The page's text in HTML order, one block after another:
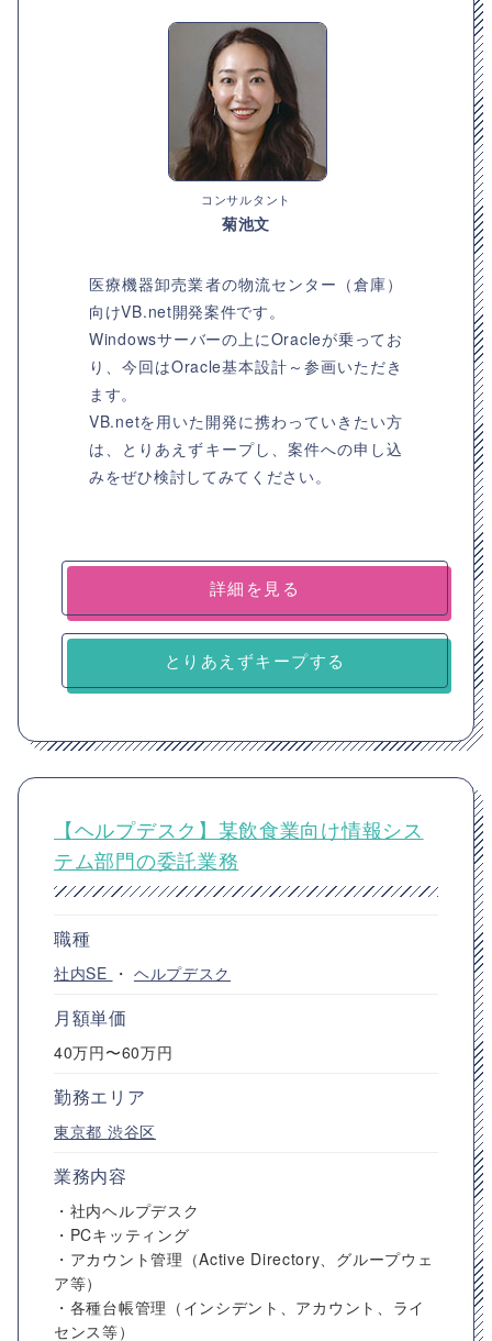
コンサルタント
菊池文
医療機器卸売業者の物流センター（倉庫）
向けVB.net開発案件です。
Windowsサーバーの上にOracleが乗ってお
り、今回はOracle基本設計～参画いただき
ます。
VB.netを用いた開発に携わっていきたい方
は、とりあえずキープし、案件への申し込
みをぜひ検討してみてください。
詳細を見る
とりあえずキープする
【ヘルプデスク】某飲食業向け情報シス
テム部門の委託業務
職種
社内SE ・ ヘルプデスク
月額単価
40万円〜60万円
勤務エリア
東京都 渋谷区
業務内容
・社内ヘルプデスク
・PCキッティング
・アカウント管理（Active Directory、グループウェ
ア等）
・各種台帳管理（インシデント、アカウント、ライ
センス等）